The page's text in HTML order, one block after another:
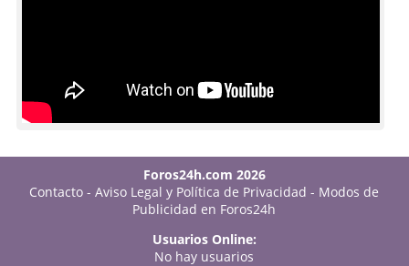
Foros24h.com 2026
Contacto -Aviso Legal y Política de Privacidad - Modos de
Publicidad en Foros24h
Usuarios Online:
No hay usuarios